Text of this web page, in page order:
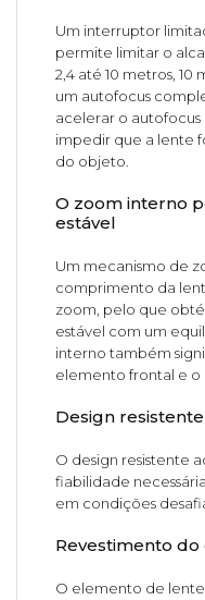
Um interruptor
permite limitar o
2,4 até 10 metros,
um autofocus
acelerar o autofocus
impedir que a lente
do objeto.
O zoom interno
estável
Um mecanismo de
comprimento da
zoom, pelo que
estável com um
interno também
elemento frontal e o
Design
O design resistente
fiabilidade
em condições
Revestimento
O elemento de